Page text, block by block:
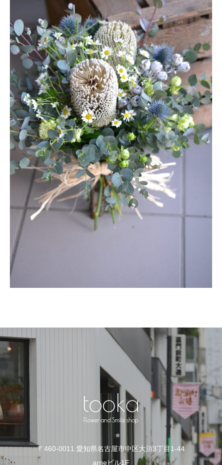
〒460-0011 愛知県名古屋市中区大須3丁目1-44
arneビル1F